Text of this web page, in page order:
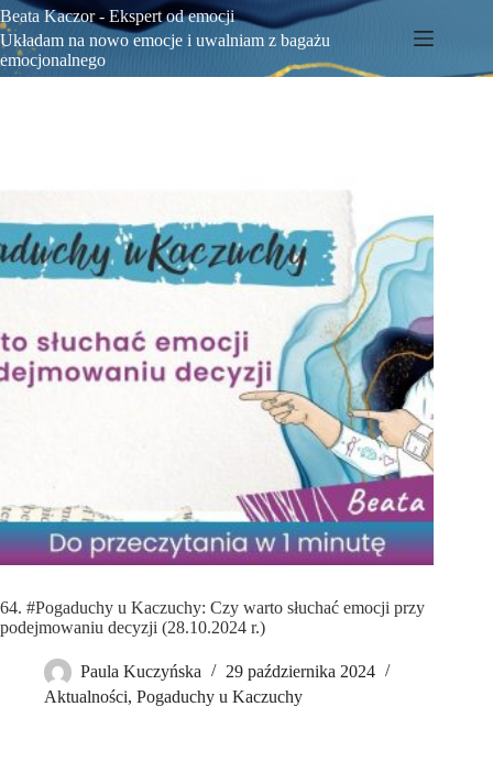
Beata Kaczor - Ekspert od emocji
Układam na nowo emocje i uwalniam z bagażu
emocjonalnego
64. #Pogaduchy u Kaczuchy: Czy warto słuchać emocji przy
podejmowaniu decyzji (28.10.2024 r.)
Paula Kuczyńska
29 października 2024
Aktualności, Pogaduchy u Kaczuchy